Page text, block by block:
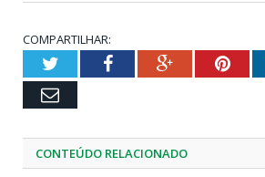
COMPARTILHAR:
TwitterFacebookGoogle+
Email
CONTEÚDO RELACIONADO